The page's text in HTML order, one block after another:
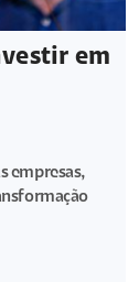
em
empresas,